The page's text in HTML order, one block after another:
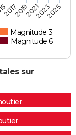
Magnitude 3
Magnitude 6
20172019202120232025
sur